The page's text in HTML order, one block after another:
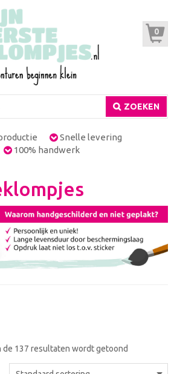
0
ZOEKEN
Snelle levering
100% handwerk
de 137 resultaten wordt getoond